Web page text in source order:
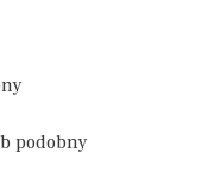
podobny